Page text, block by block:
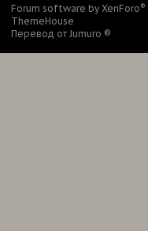
Forum software by XenForo®
ThemeHouse
Перевод от Jumuro ®